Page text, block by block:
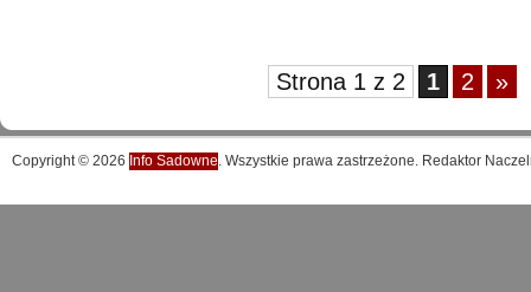
Strona 1 z 2 1 2 »
Copyright © 2026 Info Sadowne. Wszystkie prawa zastrzeżone. Redaktor